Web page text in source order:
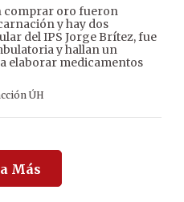
comprar oro fueron
y hay dos
del IPS Jorge Brítez, fue
y hallan un
elaborar medicamentos
ÚH
Más